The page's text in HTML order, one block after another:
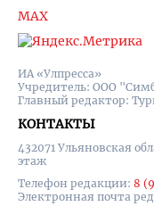
ИА «Улпресса»
Учредитель: ООО
Главный редактор:
КОНТАКТЫ
432071 Ульяновская
этаж
Телефон редакции: 8
Электронная почта
MAX